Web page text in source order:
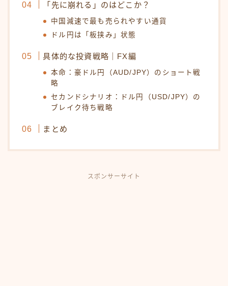
「先に崩れる」のはどこか？
中国減速で最も売られやすい通貨
ドル円は「板挟み」状態
具体的な投資戦略｜FX編
本命：豪ドル円（AUD/JPY）のショート戦
略
セカンドシナリオ：ドル円（USD/JPY）の
ブレイク待ち戦略
まとめ
スポンサーサイト